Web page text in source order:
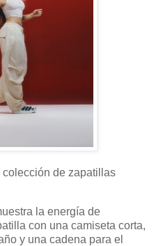
de zapatillas
la energía de
con una camiseta corta,
y una cadena para el